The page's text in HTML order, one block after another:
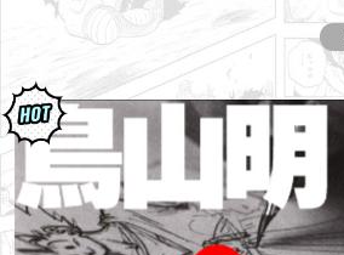
Hier sind alle alternativen Karten!